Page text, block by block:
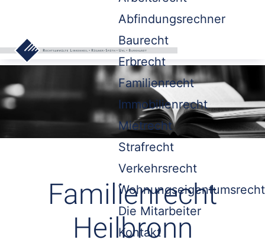
Abfindungsrechner
Baurecht
Erbrecht
Familienrecht
Immobilienrecht
Mietrecht
Strafrecht
Verkehrsrecht
Wohnungseigentumsrecht
Die Mitarbeiter
Kontakt
Familienrecht
Heilbronn